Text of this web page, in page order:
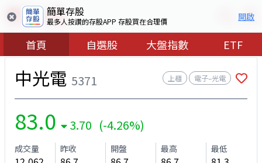
簡單存股
最多人按讚的存股APP 存股買在合理價 開啟
首頁 自選股 大盤指數 ETF
中光電 5371 上櫃 電子–光電
83.0 3.70 (-4.26%)
成交量 昨收 開盤 最高 最低